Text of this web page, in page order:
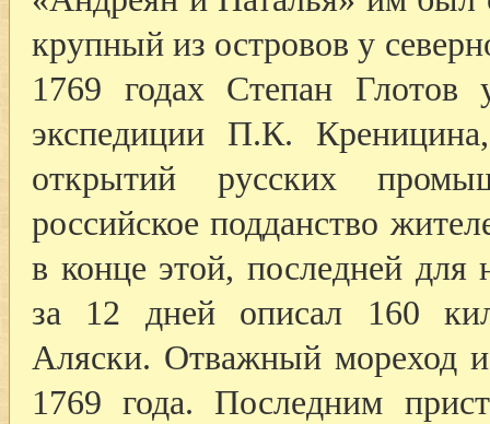
крупный из островов у
1769 годах Степан Глотов
экспедиции П.К.
открытий русских
российское подданство
в конце этой, последней для
за 12 дней описал 160
Аляски. Отважный мореход и
1769 года. Последним